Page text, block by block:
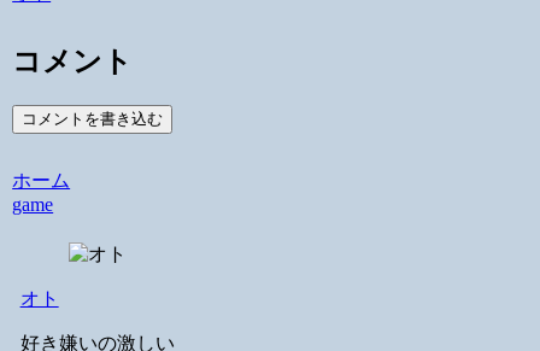
コメント
コメントを書き込む
ホーム
game
オト
好き嫌いの激しい